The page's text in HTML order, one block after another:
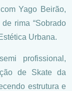
Yago Beirão,
rima “Sobrado
Urbana.
profissional,
de Skate da
estrutura e